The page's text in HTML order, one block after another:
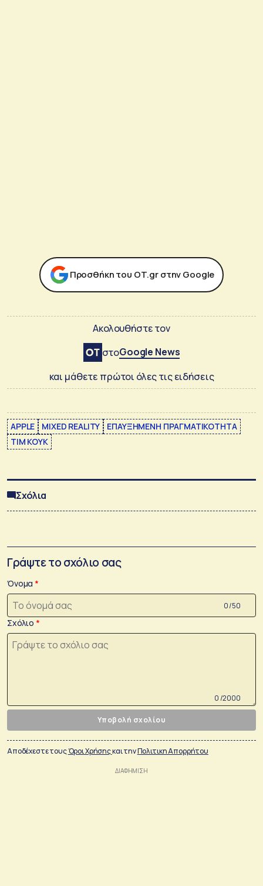
Προσθήκη του ΟΤ.gr στην Google
Ακολουθήστε τον
στοGoogle News
και μάθετε πρώτοι όλες τις ειδήσεις
APPLE MIXED REALITY
ΕΠΑΥΞΗΜΕΝΗ ΠΡΑΓΜΑΤΙΚΟΤΗΤΑ
ΤΙΜ ΚΟΥΚ
Σχόλια
Γράψτε το σχόλιο σας
Όνομα
0 /50
Σχόλιο
0 /2000
Υποβολή σχολίου
Αποδέχεστε τουςΌροι Χρήσηςκαι τηνΠολιτικη Απορρήτου